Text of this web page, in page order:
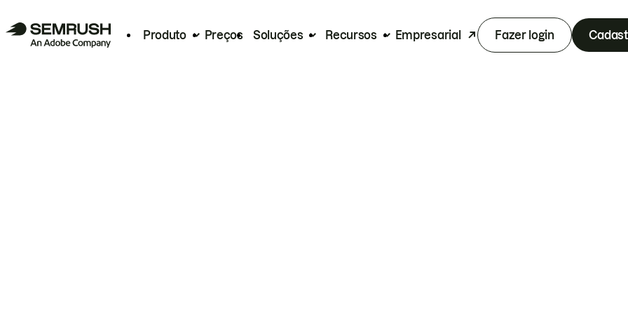
Produto Preços Soluções Recursos Empresarial Fazer login